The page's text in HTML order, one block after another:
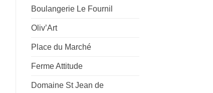
Boulangerie Le Fournil
Oliv’Art
Place du Marché
Ferme Attitude
Domaine St Jean de